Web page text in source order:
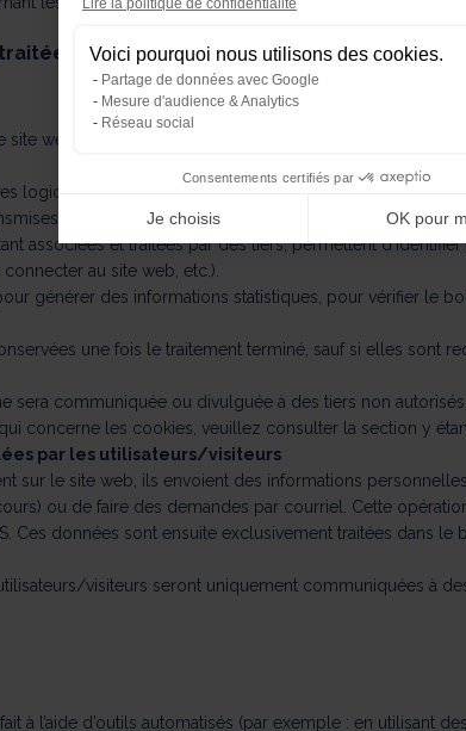
web sans communiquer aucune information
logicielles utilisées pour faire fonctionner ce site
via l’utilisation des protocoles de communication
associées et traitées par des tiers, permettent
au site web, etc.).
générer des informations statistiques, pour vérifier le
une fois le traitement terminé, sauf si elles sont
sera communiquée ou divulguée à des tiers non autorisés.
concerne les cookies, veuillez consulter la section y
par les utilisateurs/visiteurs
sur le site web, ils envoient des informations
ou de faire des demandes par courriel. Cette
Ces données sont ensuite exclusivement traitées dans
visiteurs seront uniquement communiquées à
à l’aide d’outils automatisés (par exemple : en
Lire la politique de confidentialité
Voici pourquoi nous utilisons des cookies.
Partage de données avec Google
Mesure d'audience & Analytics
Réseau social
Consentements certifiés par
Je choisis OK pour
Notre plateforme